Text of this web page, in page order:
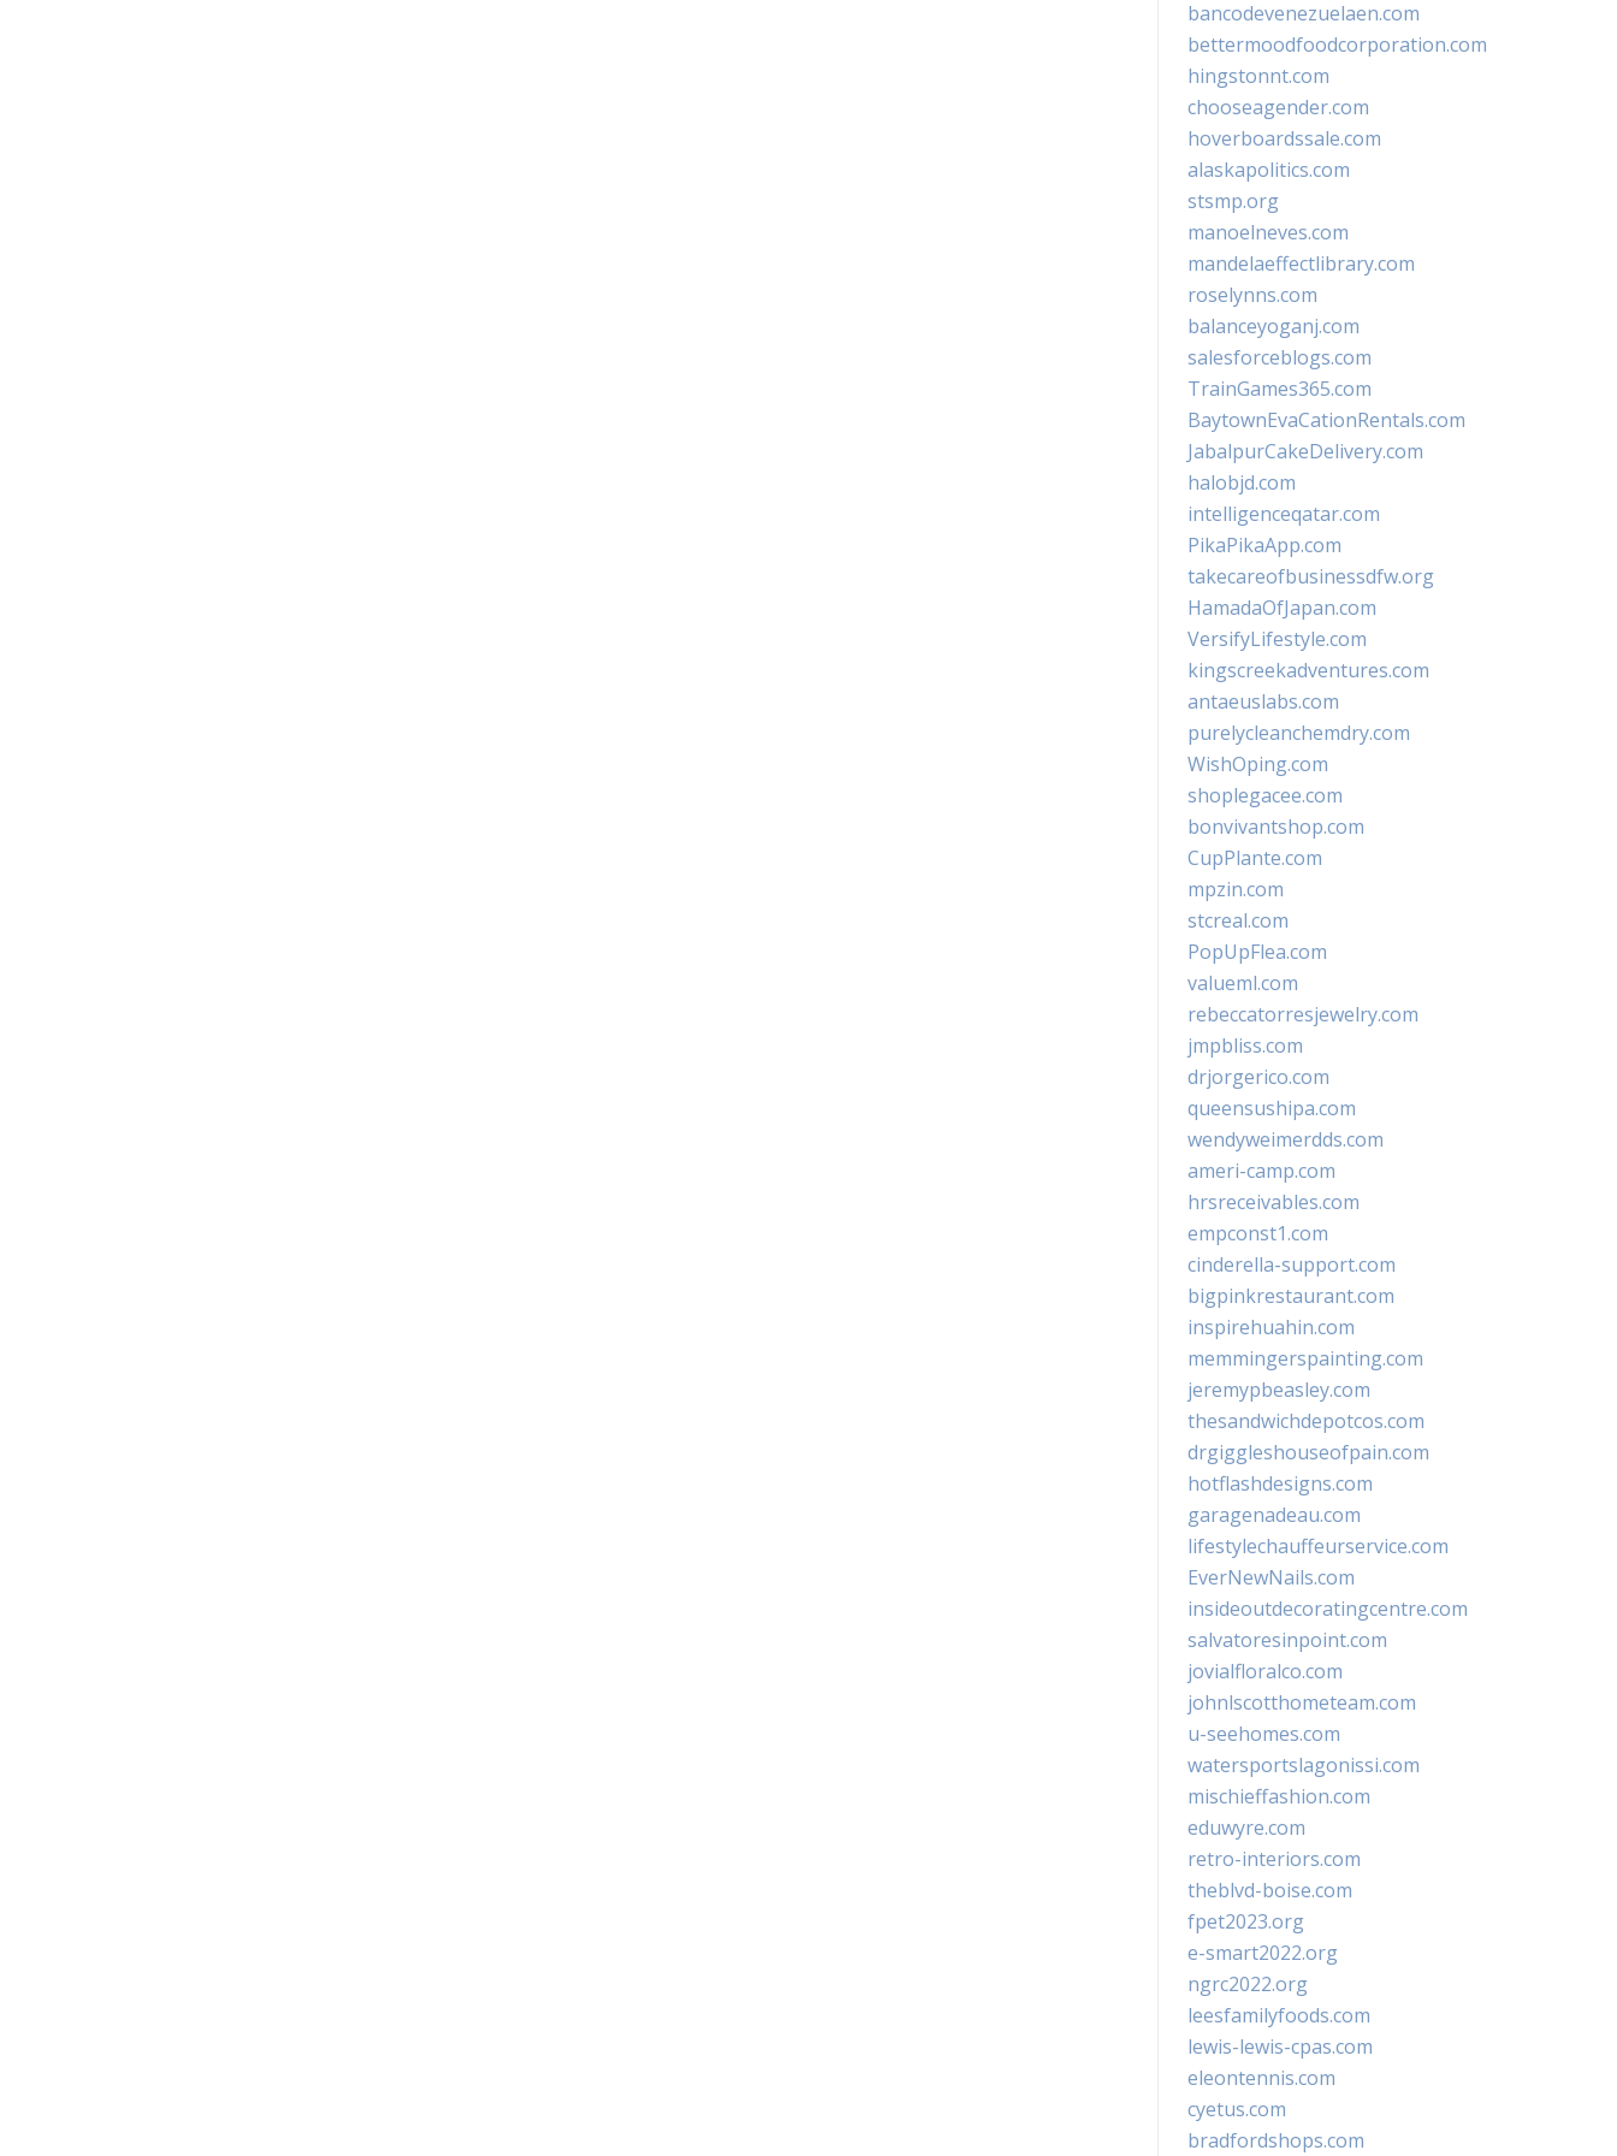
bancodevenezuelaen.com
bettermoodfoodcorporation.com
hingstonnt.com
chooseagender.com
hoverboardssale.com
alaskapolitics.com
stsmp.org
manoelneves.com
mandelaeffectlibrary.com
roselynns.com
balanceyoganj.com
salesforceblogs.com
TrainGames365.com
BaytownEvaCationRentals.com
JabalpurCakeDelivery.com
halobjd.com
intelligenceqatar.com
PikaPikaApp.com
takecareofbusinessdfw.org
HamadaOfJapan.com
VersifyLifestyle.com
kingscreekadventures.com
antaeuslabs.com
purelycleanchemdry.com
WishOping.com
shoplegacee.com
bonvivantshop.com
CupPlante.com
mpzin.com
stcreal.com
PopUpFlea.com
valueml.com
rebeccatorresjewelry.com
jmpbliss.com
drjorgerico.com
queensushipa.com
wendyweimerdds.com
ameri-camp.com
hrsreceivables.com
empconst1.com
cinderella-support.com
bigpinkrestaurant.com
inspirehuahin.com
memmingerspainting.com
jeremypbeasley.com
thesandwichdepotcos.com
drgiggleshouseofpain.com
hotflashdesigns.com
garagenadeau.com
lifestylechauffeurservice.com
EverNewNails.com
insideoutdecoratingcentre.com
salvatoresinpoint.com
jovialfloralco.com
johnlscotthometeam.com
u-seehomes.com
watersportslagonissi.com
mischieffashion.com
eduwyre.com
retro-interiors.com
theblvd-boise.com
fpet2023.org
e-smart2022.org
ngrc2022.org
leesfamilyfoods.com
lewis-lewis-cpas.com
eleontennis.com
cyetus.com
bradfordshops.com